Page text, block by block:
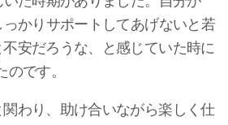
かりサポートしてあげないと若
安だろうな、と感じていた時に
です。
わり、助け合いながら楽しく仕